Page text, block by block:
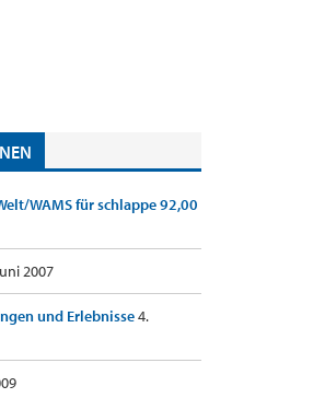
WAMS für schlappe 92,00
2007
und Erlebnisse4.